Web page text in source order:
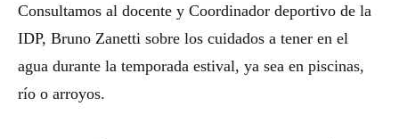
Consultamos al docente y Coordinador deportivo de la
IDP, Bruno Zanetti sobre los cuidados a tener en el
agua durante la temporada estival, ya sea en piscinas,
río o arroyos.